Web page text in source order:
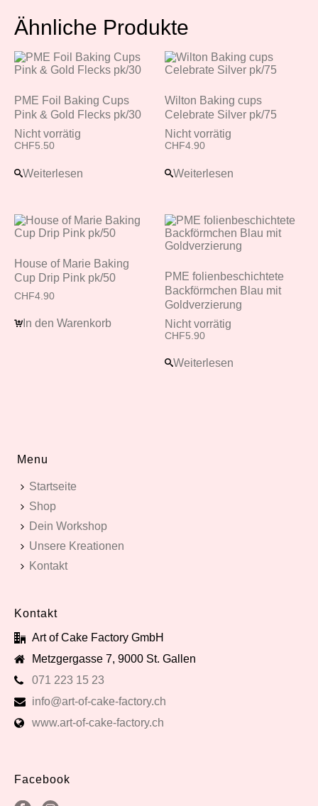
Ähnliche Produkte
PME Foil Baking Cups
Pink & Gold Flecks pk/30
Nicht vorrätig
CHF5.50
Weiterlesen
Wilton Baking cups
Celebrate Silver pk/75
Nicht vorrätig
CHF4.90
Weiterlesen
House of Marie Baking
Cup Drip Pink pk/50
CHF4.90
In den Warenkorb
PME folienbeschichtete
Backförmchen Blau mit
Goldverzierung
Nicht vorrätig
CHF5.90
Weiterlesen
Menu
Startseite
Shop
Dein Workshop
Unsere Kreationen
Kontakt
Kontakt
Art of Cake Factory GmbH
Metzgergasse 7, 9000 St. Gallen
071 223 15 23
info@art-of-cake-factory.ch
www.art-of-cake-factory.ch
Facebook